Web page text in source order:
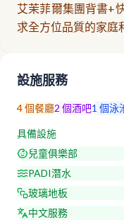
艾茉菲爾集團背書+
求全方位品質的家庭
設施服務
4個餐廳2 個酒吧1 個泳
具備設施
兒童俱樂部
PADI潛水
玻璃地板
中文服務